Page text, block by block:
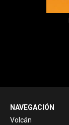
NAVEGACIÓN
Volcán